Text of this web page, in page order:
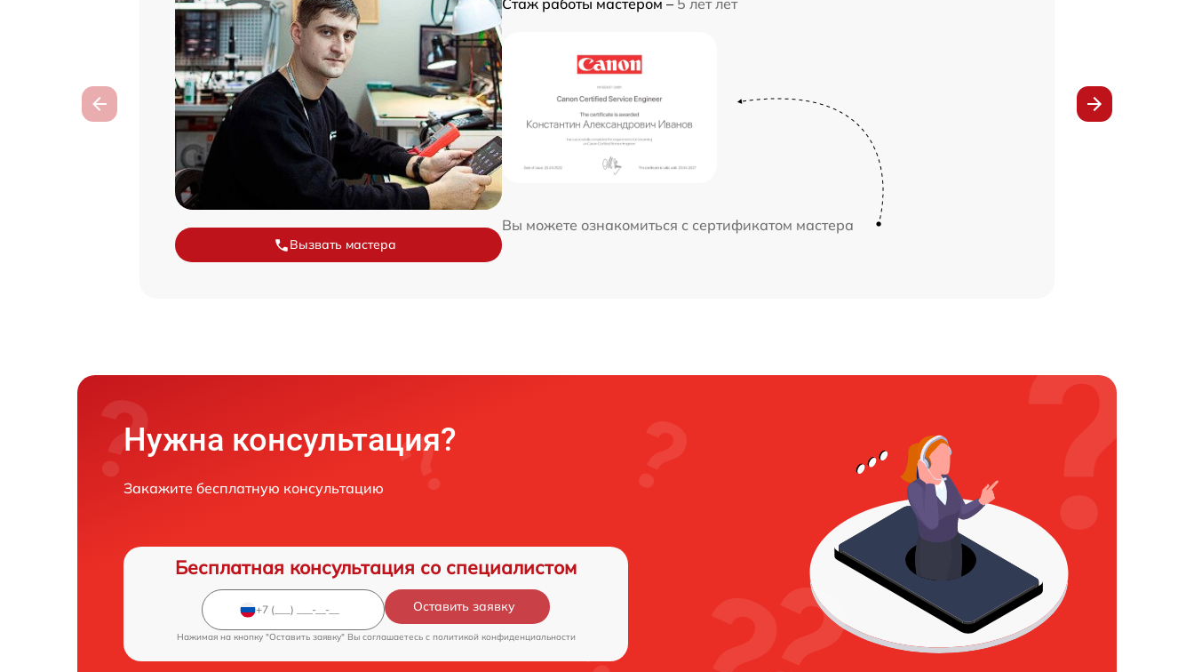
Вызвать мастера
Стаж работы мастером – 5 лет лет
Вы можете ознакомиться с сертификатом мастера
Нужна консультация?
Закажите бесплатную консультацию
Бесплатная консультация со специалистом
Оставить заявку
Нажимая на кнопку "Оставить заявку" Вы соглашаетесь c политикой конфиденциальности